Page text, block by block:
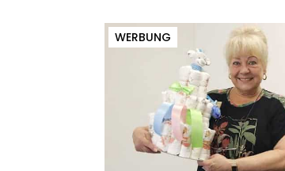
WERBUNG